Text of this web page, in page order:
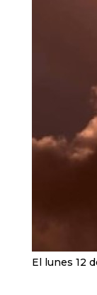
El lunes 12